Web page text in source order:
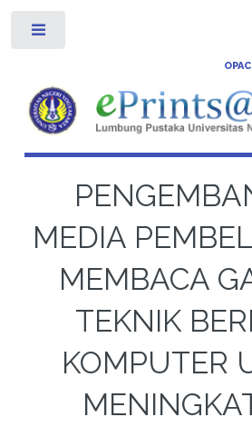
OPAC
MEDIA
MEMBACA
TEKNIK
KOMPUTER